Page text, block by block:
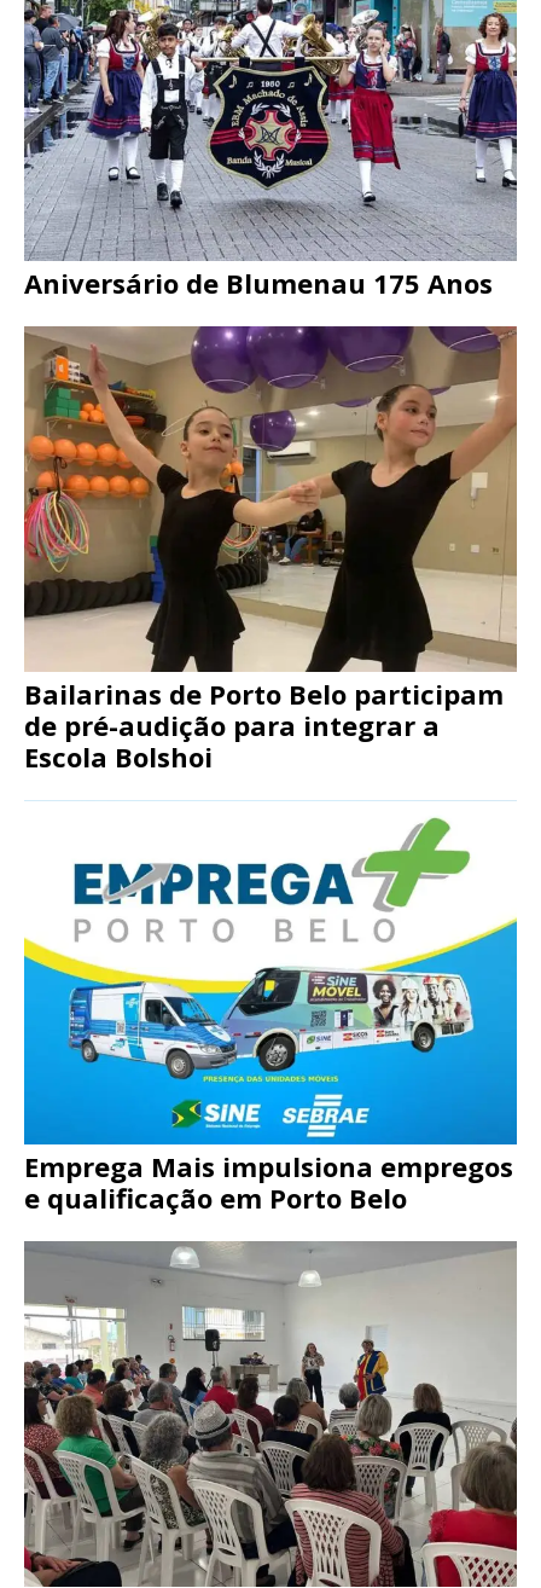
Aniversário de Blumenau 175 Anos
Bailarinas de Porto Belo participam
de pré-audição para integrar a
Escola Bolshoi
Emprega Mais impulsiona empregos
e qualificação em Porto Belo